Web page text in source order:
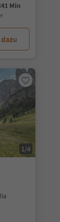
Min
1/4